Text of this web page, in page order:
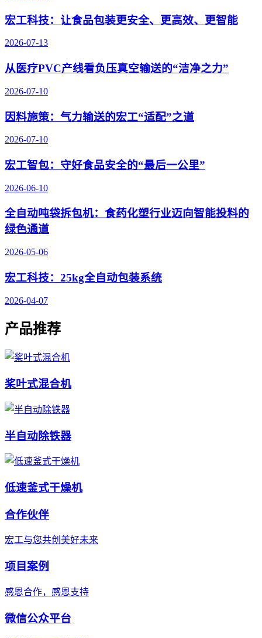
宏工科技：让食品包装更安全、更高效、更智能
2026-07-13
从医疗PVC产线看负压真空输送的“洁净之力”
2026-07-10
因料施策：气力输送的宏工“适配”之道
2026-07-10
宏工智包：守好食品安全的“最后一公里”
2026-06-10
全自动吨袋拆包机：食药化塑行业迈向智能投料的
绿色通道
2026-05-06
宏工科技：25kg全自动包装系统
2026-04-07
产品推荐
桨叶式混合机
半自动除铁器
低速釜式干燥机
合作伙伴
宏工与您共创美好未来
项目案例
感恩合作，感恩支持
微信公众平台